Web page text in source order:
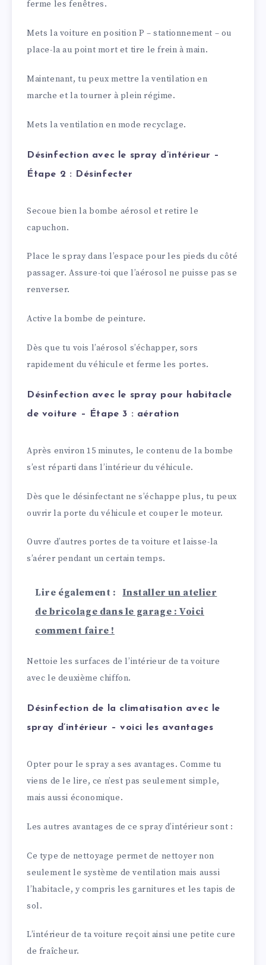
ferme les fenêtres.
Mets la voiture en position P – stationnement – ou
place-la au point mort et tire le frein à main.
Maintenant, tu peux mettre la ventilation en
marche et la tourner à plein régime.
Mets la ventilation en mode recyclage.
Désinfection avec le spray d’intérieur –
Étape 2 : Désinfecter
Secoue bien la bombe aérosol et retire le
capuchon.
Place le spray dans l’espace pour les pieds du côté
passager. Assure-toi que l’aérosol ne puisse pas se
renverser.
Active la bombe de peinture.
Dès que tu vois l’aérosol s’échapper, sors
rapidement du véhicule et ferme les portes.
Désinfection avec le spray pour habitacle
de voiture – Étape 3 : aération
Après environ 15 minutes, le contenu de la bombe
s’est réparti dans l’intérieur du véhicule.
Dès que le désinfectant ne s’échappe plus, tu peux
ouvrir la porte du véhicule et couper le moteur.
Ouvre d’autres portes de ta voiture et laisse-la
s’aérer pendant un certain temps.
Lire également :
Installer un atelier
de bricolage dans le garage : Voici
comment faire !
Nettoie les surfaces de l’intérieur de ta voiture
avec le deuxième chiffon.
Désinfection de la climatisation avec le
spray d’intérieur – voici les avantages
Opter pour le spray a ses avantages. Comme tu
viens de le lire, ce n’est pas seulement simple,
mais aussi économique.
Les autres avantages de ce spray d’intérieur sont :
Ce type de nettoyage permet de nettoyer non
seulement le système de ventilation mais aussi
l’habitacle, y compris les garnitures et les tapis de
sol.
L’intérieur de ta voiture reçoit ainsi une petite cure
de fraîcheur.